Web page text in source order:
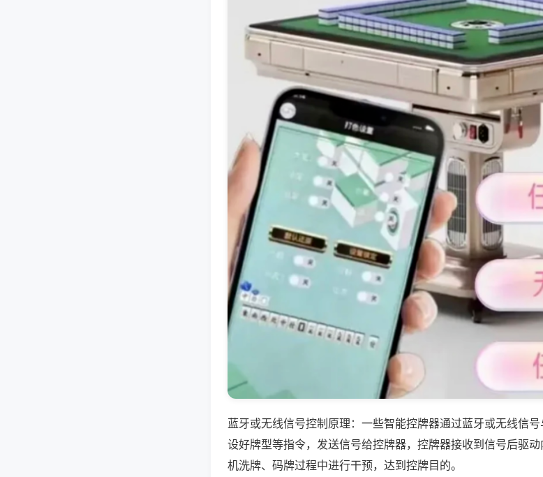
蓝牙或无线信号控制原理：一些智能控牌器通过蓝牙或无线信
设好牌型等指令，发送信号给控牌器，控牌器接收到信号后驱
机洗牌、码牌过程中进行干预，达到控牌目的。